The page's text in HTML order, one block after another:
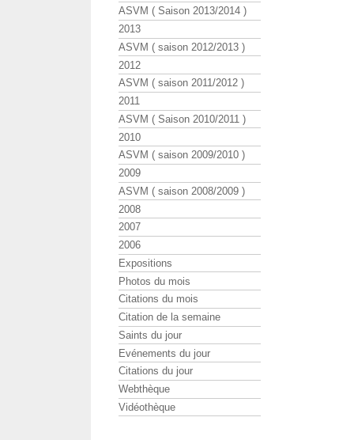
ASVM ( Saison 2013/2014 )
2013
ASVM ( saison 2012/2013 )
2012
ASVM ( saison 2011/2012 )
2011
ASVM ( Saison 2010/2011 )
2010
ASVM ( saison 2009/2010 )
2009
ASVM ( saison 2008/2009 )
2008
2007
2006
Expositions
Photos du mois
Citations du mois
Citation de la semaine
Saints du jour
Evénements du jour
Citations du jour
Webthèque
Vidéothèque